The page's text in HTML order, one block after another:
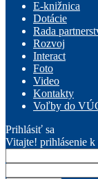
E-knižnica
Dotácie
Rada
Rozvoj
Interact
Foto
Video
Kontakty
Voľby do
Prihlásiť sa
Vitajte! prihlásenie k